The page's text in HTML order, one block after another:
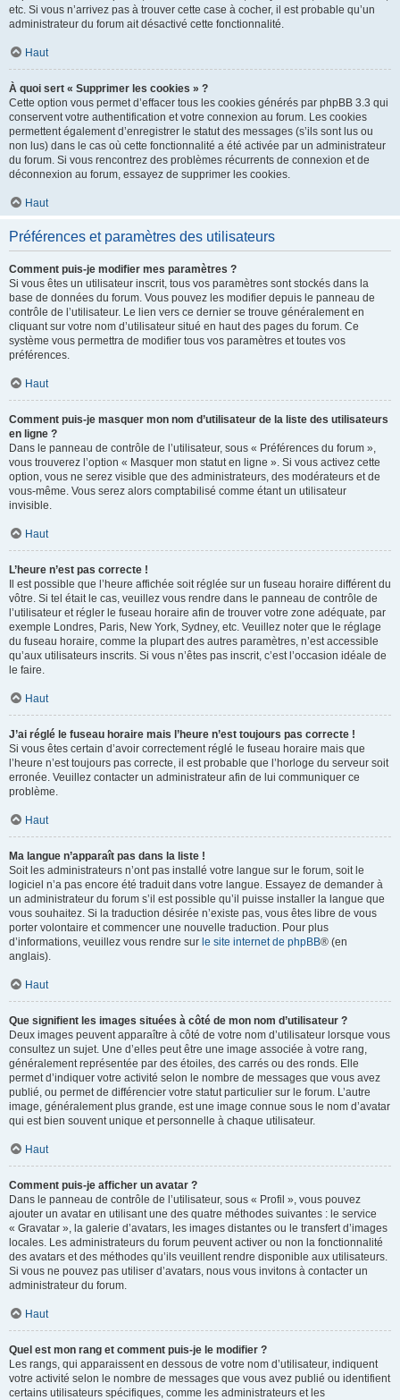
etc. Si vous n’arrivez pas à trouver cette case à cocher, il est probable qu’un
administrateur du forum ait désactivé cette fonctionnalité.
Haut
À quoi sert « Supprimer les cookies » ?
Cette option vous permet d’effacer tous les cookies générés par phpBB 3.3 qui
conservent votre authentification et votre connexion au forum. Les cookies
permettent également d’enregistrer le statut des messages (s’ils sont lus ou
non lus) dans le cas où cette fonctionnalité a été activée par un administrateur
du forum. Si vous rencontrez des problèmes récurrents de connexion et de
déconnexion au forum, essayez de supprimer les cookies.
Haut
Préférences et paramètres des utilisateurs
Comment puis-je modifier mes paramètres ?
Si vous êtes un utilisateur inscrit, tous vos paramètres sont stockés dans la
base de données du forum. Vous pouvez les modifier depuis le panneau de
contrôle de l’utilisateur. Le lien vers ce dernier se trouve généralement en
cliquant sur votre nom d’utilisateur situé en haut des pages du forum. Ce
système vous permettra de modifier tous vos paramètres et toutes vos
préférences.
Haut
Comment puis-je masquer mon nom d’utilisateur de la liste des utilisateurs
en ligne ?
Dans le panneau de contrôle de l’utilisateur, sous « Préférences du forum »,
vous trouverez l’option « Masquer mon statut en ligne ». Si vous activez cette
option, vous ne serez visible que des administrateurs, des modérateurs et de
vous-même. Vous serez alors comptabilisé comme étant un utilisateur
invisible.
Haut
L’heure n’est pas correcte !
Il est possible que l’heure affichée soit réglée sur un fuseau horaire différent du
vôtre. Si tel était le cas, veuillez vous rendre dans le panneau de contrôle de
l’utilisateur et régler le fuseau horaire afin de trouver votre zone adéquate, par
exemple Londres, Paris, New York, Sydney, etc. Veuillez noter que le réglage
du fuseau horaire, comme la plupart des autres paramètres, n’est accessible
qu’aux utilisateurs inscrits. Si vous n’êtes pas inscrit, c’est l’occasion idéale de
le faire.
Haut
J’ai réglé le fuseau horaire mais l’heure n’est toujours pas correcte !
Si vous êtes certain d’avoir correctement réglé le fuseau horaire mais que
l’heure n’est toujours pas correcte, il est probable que l’horloge du serveur soit
erronée. Veuillez contacter un administrateur afin de lui communiquer ce
problème.
Haut
Ma langue n’apparaît pas dans la liste !
Soit les administrateurs n’ont pas installé votre langue sur le forum, soit le
logiciel n’a pas encore été traduit dans votre langue. Essayez de demander à
un administrateur du forum s’il est possible qu’il puisse installer la langue que
vous souhaitez. Si la traduction désirée n’existe pas, vous êtes libre de vous
porter volontaire et commencer une nouvelle traduction. Pour plus
d’informations, veuillez vous rendre sur le site internet de phpBB® (en
anglais).
Haut
Que signifient les images situées à côté de mon nom d’utilisateur ?
Deux images peuvent apparaître à côté de votre nom d’utilisateur lorsque vous
consultez un sujet. Une d’elles peut être une image associée à votre rang,
généralement représentée par des étoiles, des carrés ou des ronds. Elle
permet d’indiquer votre activité selon le nombre de messages que vous avez
publié, ou permet de différencier votre statut particulier sur le forum. L’autre
image, généralement plus grande, est une image connue sous le nom d’avatar
qui est bien souvent unique et personnelle à chaque utilisateur.
Haut
Comment puis-je afficher un avatar ?
Dans le panneau de contrôle de l’utilisateur, sous « Profil », vous pouvez
ajouter un avatar en utilisant une des quatre méthodes suivantes : le service
« Gravatar », la galerie d’avatars, les images distantes ou le transfert d’images
locales. Les administrateurs du forum peuvent activer ou non la fonctionnalité
des avatars et des méthodes qu’ils veuillent rendre disponible aux utilisateurs.
Si vous ne pouvez pas utiliser d’avatars, nous vous invitons à contacter un
administrateur du forum.
Haut
Quel est mon rang et comment puis-je le modifier ?
Les rangs, qui apparaissent en dessous de votre nom d’utilisateur, indiquent
votre activité selon le nombre de messages que vous avez publié ou identifient
certains utilisateurs spécifiques, comme les administrateurs et les